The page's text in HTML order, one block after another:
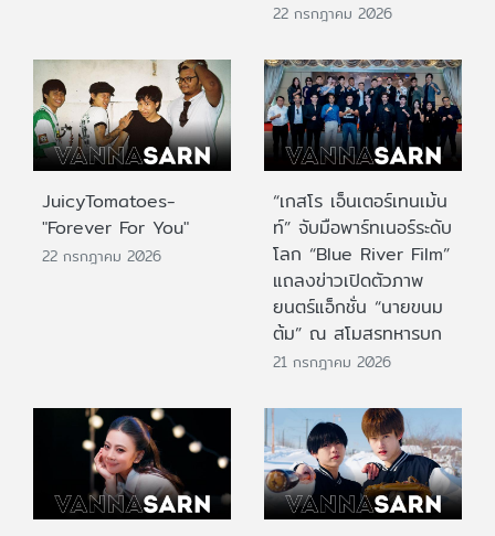
22 กรกฎาคม 2026
JuicyTomatoes-
"Forever For You"
22 กรกฎาคม 2026
“เกสโร เอ็นเตอร์เทนเม้น
ท์” จับมือพาร์ทเนอร์ระดับ
โลก “Blue River Film”
แถลงข่าวเปิดตัวภาพ
ยนตร์แอ็กชั่น “นายขนม
ต้ม” ณ สโมสรทหารบก
21 กรกฎาคม 2026